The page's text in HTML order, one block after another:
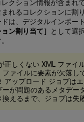
クション情報が含まれ
れるコレクションに割
は、デジタルインポー
ン割り当て］
として選
正しくない XML ファイ
ファイルに要素が欠落し
アップロード ジョブはエ
ーが問題のあるメタデー
換えるまで、ジョブは失